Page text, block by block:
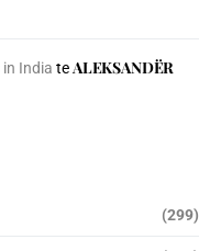
India teALEKSANDËR
(299)